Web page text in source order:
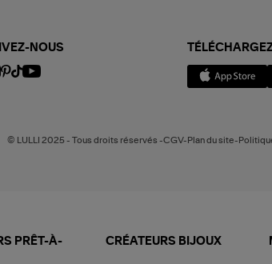
NOUS
© LULLI 2025 - Tous droits réservés -CGV-Plan du site-
PRÊT-À-
CRÉATEURS BIJOUX